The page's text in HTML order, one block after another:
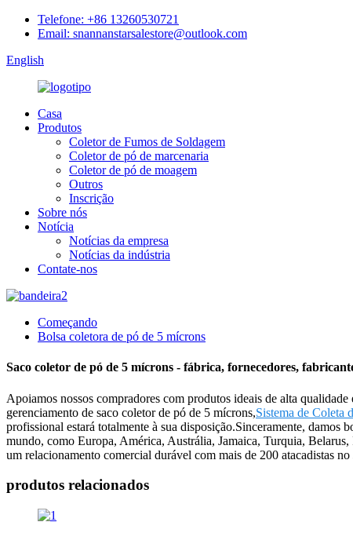
Telefone: +86 13260530721
Email: snannanstarsalestore@outlook.com
English
Casa
Produtos
Coletor de Fumos de Soldagem
Coletor de pó de marcenaria
Coletor de pó de moagem
Outros
Inscrição
Sobre nós
Notícia
Notícias da empresa
Notícias da indústria
Contate-nos
Começando
Bolsa coletora de pó de 5 mícrons
Saco coletor de pó de 5 mícrons - fábrica, fornecedores,
Apoiamos nossos compradores com produtos ideais de alta
gerenciamento de saco coletor de pó de 5 mícrons,Sistema de Coleta
profissional estará totalmente à sua disposição.Sinceramente, damos
mundo, como Europa, América, Austrália, Jamaica, Turquia,
um relacionamento comercial durável com mais de 200 atacadistas
produtos relacionados